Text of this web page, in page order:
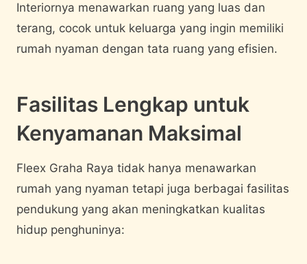
Interiornya menawarkan ruang yang luas dan
terang, cocok untuk keluarga yang ingin memiliki
rumah nyaman dengan tata ruang yang efisien.
Fasilitas Lengkap untuk
Kenyamanan Maksimal
Fleex Graha Raya tidak hanya menawarkan
rumah yang nyaman tetapi juga berbagai fasilitas
pendukung yang akan meningkatkan kualitas
hidup penghuninya: